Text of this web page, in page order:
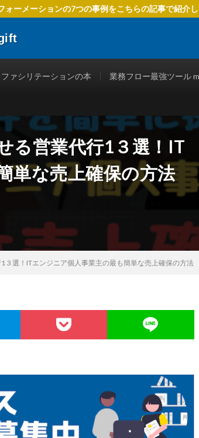
ォーメーションの7つの事例をこちらの記事で紹介
ます。
ァシリテーションの本 業務フロー最強ツール
る営業代行1３選！IT
単な売上確保の方法
３選！ITエンジニア個人事業主の最も簡単な売上確保の方法